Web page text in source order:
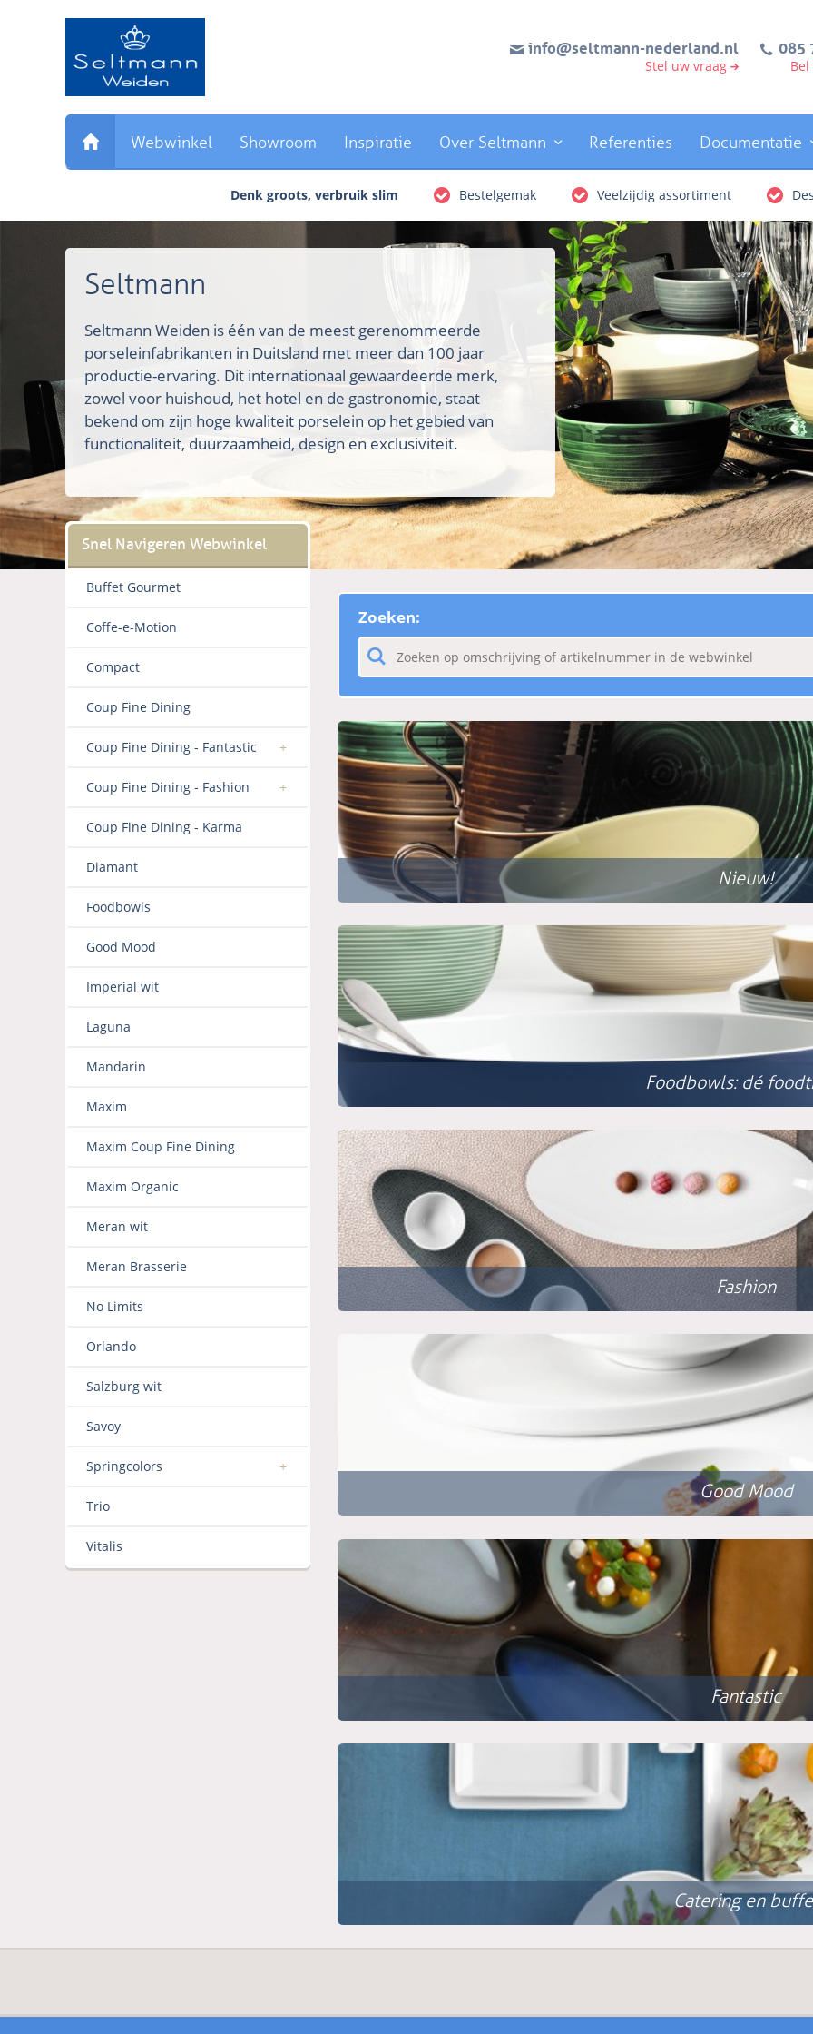
Direct
info@seltmann-nederland.nl
Stel uw vraag
085
Webwinkel Showroom Inspiratie Over Seltmann Referenties Documentatie
Denk groots, verbruik slim Bestelgemak Veelzijdig assortiment
Seltmann
Seltmann Weiden is één van de meest gerenommeerde
porseleinfabrikanten in Duitsland met meer dan 100 jaar
productie-ervaring. Dit internationaal gewaardeerde merk,
zowel voor huishoud, het hotel en de gastronomie, staat
bekend om zijn hoge kwaliteit porselein op het gebied van
functionaliteit, duurzaamheid, design en exclusiviteit.
Buffet Gourmet
Coffe-e-Motion
Compact
Coup Fine Dining
Coup Fine Dining - Fantastic
Coup Fine Dining - Fashion
Coup Fine Dining - Karma
Diamant
Foodbowls
Good Mood
Imperial wit
Laguna
Mandarin
Maxim
Maxim Coup Fine Dining
Maxim Organic
Meran wit
Meran Brasserie
No Limits
Orlando
Salzburg wit
Savoy
Springcolors
Trio
Vitalis
Zoeken:
Nieuw!
Foodbowls: dé
Fashion
Good Mood
Fantastic
Catering en